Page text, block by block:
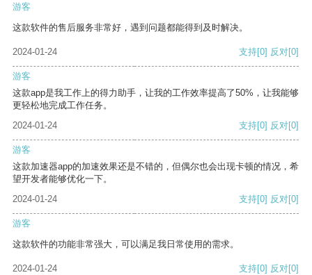
游客
这款软件的售后服务非常好，遇到问题都能得到及时解决。
2024-01-24 支持[0] 反对[0]
游客
这款app是我工作上的得力助手，让我的工作效率提高了50%，让我能够
更轻松地完成工作任务。
2024-01-24
支持[0] 反对[0]
游客
这款加速器app的加速效果还是不错的，但偶尔也会出现卡顿的情况，希
望开发者能够优化一下。
2024-01-24
支持[0] 反对[0]
游客
这款软件的功能非常强大，可以满足我日常使用的需求。
2024-01-24 支持[0] 反对[0]